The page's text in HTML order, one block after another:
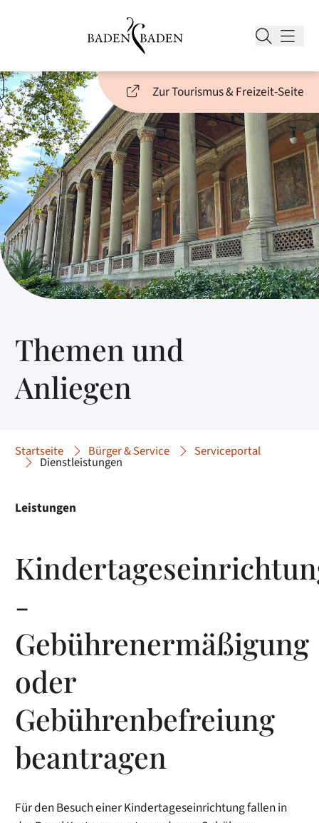
Zur Tourismus & Freizeit-Seite
Themen und
Anliegen
Startseite Bürger & Service Serviceportal
Dienstleistungen
Leistungen
-
Gebührenermäßigung
oder
Gebührenbefreiung
beantragen
Für den Besuch einer Kindertageseinrichtung fallen in